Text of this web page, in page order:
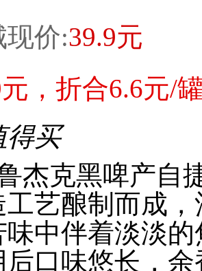
价:39.9元
，折合6.6元/
得买
黑啤产自捷
艺酿制而成
味中伴着淡淡
口味悠长，